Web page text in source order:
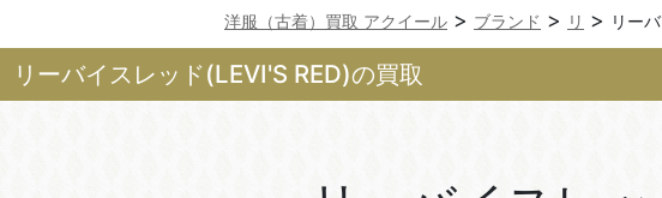
洋服（古着）買取 アクイール > ブランド > リ > リー
リーバイスレッド(LEVI'S RED)の買取